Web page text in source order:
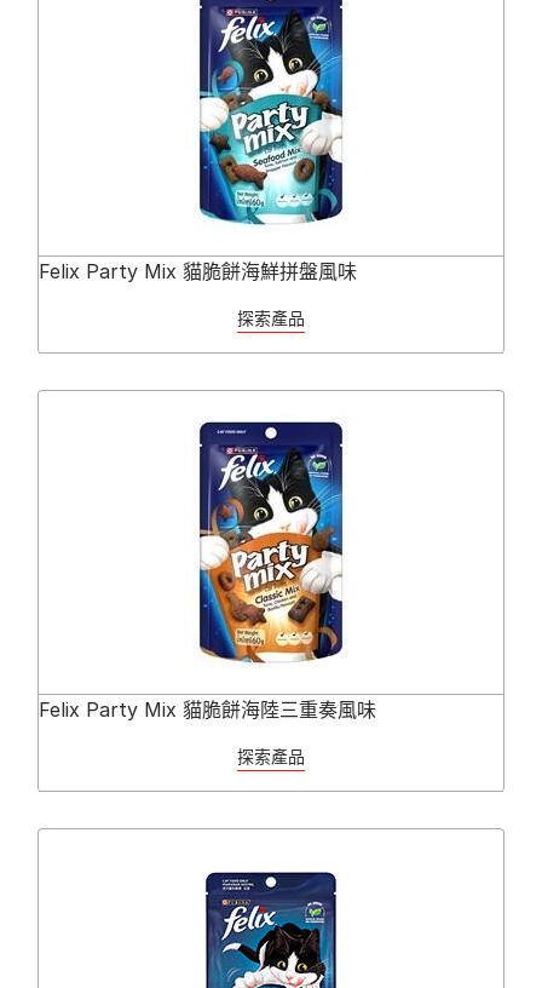
Felix Party Mix 貓脆餅海鮮拼盤風味
探索產品
Felix Party Mix 貓脆餅海陸三重奏風味
探索產品